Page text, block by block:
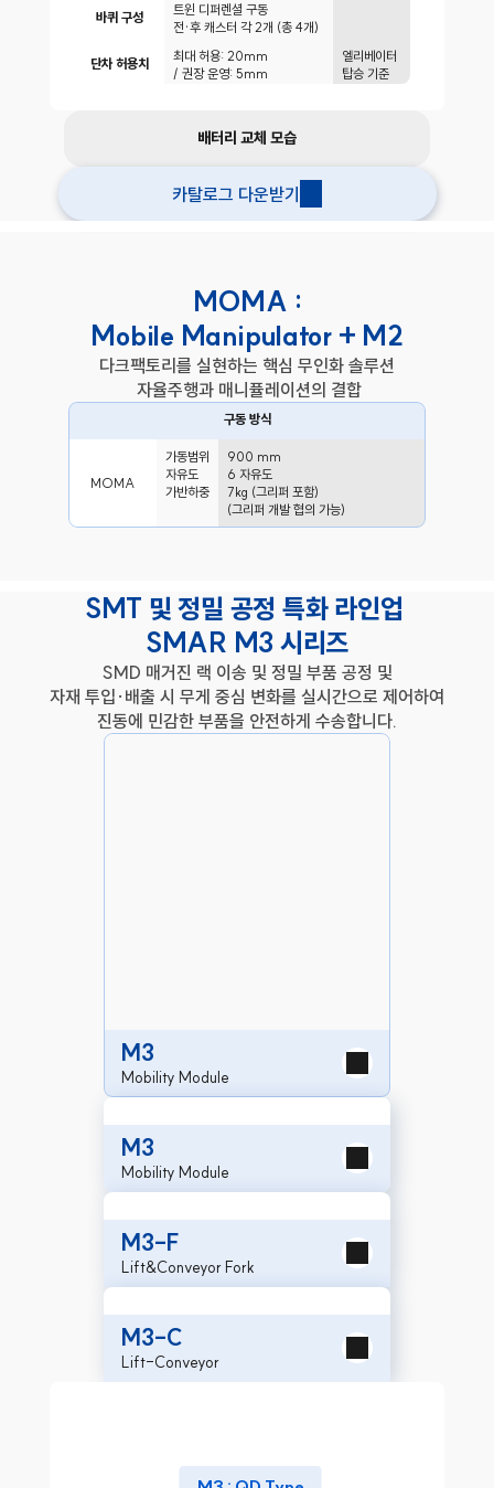
바퀴 구성
트윈 디퍼렌셜 구동
전·후 캐스터 각 2개 (총 4개)
단차 허용치
최대 허용: 20mm
/ 권장 운영: 5mm
엘리베이터
탑승 기준
배터리 교체 모습
1
3
MOMA :
Mobile Manipulator + M2
다크팩토리를 실현하는 핵심 무인화 솔루션
자율주행과 매니퓰레이션의 결합
구동 방식
MOMA
가동범위
자유도
가반하중
900 mm
6 자유도
7kg (그리퍼 포함)
(그리퍼 개발 협의 가능)
SMT 및 정밀 공정 특화 라인업
SMAR M3 시리즈
SMD 매거진 랙 이송 및 정밀 부품 공정 및
자재 투입·배출 시 무게 중심 변화를 실시간으로 제어하여
진동에 민감한 부품을 안전하게 수송합니다.
M3
Mobility Module
M3
Mobility Module
M3-F
Lift&Conveyor Fork
M3-C
Lift-Conveyor
카탈로그 다운받기